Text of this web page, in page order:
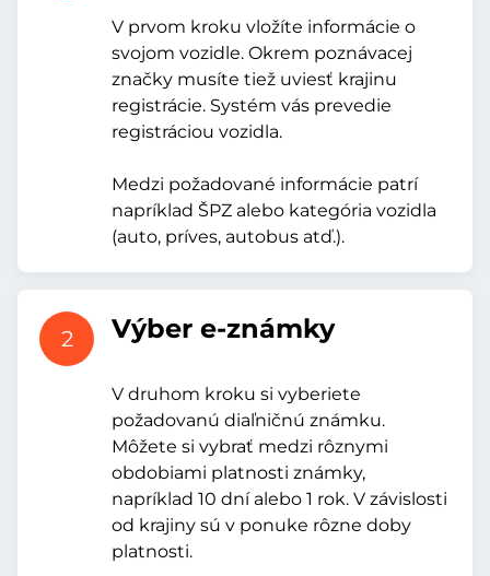
V prvom kroku vložíte informácie o
svojom vozidle. Okrem poznávacej
značky musíte tiež uviesť krajinu
registrácie. Systém vás prevedie
registráciou vozidla.
Medzi požadované informácie patrí
napríklad ŠPZ alebo kategória vozidla
(auto, príves, autobus atď.).
2 Výber e-známky
V druhom kroku si vyberiete
požadovanú diaľničnú známku.
Môžete si vybrať medzi rôznymi
obdobiami platnosti známky,
napríklad 10 dní alebo 1 rok. V závislosti
od krajiny sú v ponuke rôzne doby
platnosti.